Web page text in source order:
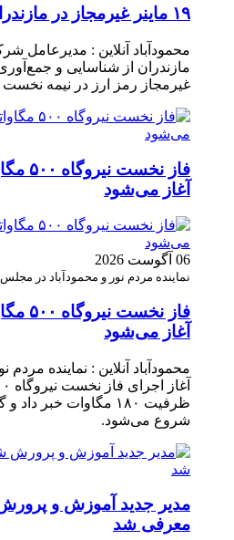
۱۹ ماینر غیرمجاز در مازندران از مدار خارج شد
محمودآباد آنلاین : مدیرعامل
غیرمجاز رمز ارز در نیمه نخست
فاز
آغاز می‌شود
06 آگوست 2026
نماینده مردم نور و محمودآباد در
فاز
آغاز می‌شود
محمودآباد آنلاین : نماینده
ظرفیت ۱۸۰ مگاوات خبر
شروع می‌شود.
مدیر جدید آموزش و
معرفی شد